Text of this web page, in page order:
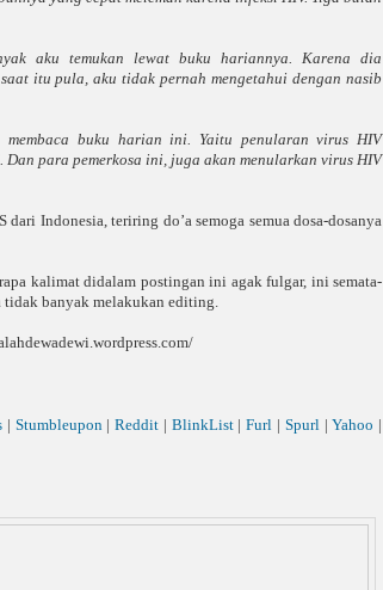
aku temukan lewat buku hariannya. Karena dia
itu pula, aku tidak pernah mengetahui dengan nasib
buku harian ini. Yaitu penularan virus HIV
Dan para pemerkosa ini, juga akan menularkan virus HIV
Indonesia, teriring do’a semoga semua dosa-dosanya
kalimat didalam postingan ini agak fulgar, ini semata-
tidak banyak melakukan editing.
Stumbleupon|Reddit BlinkList|Furl Spurl|Yahoo